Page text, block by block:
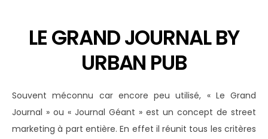
LE GRAND JOURNAL BY
URBAN PUB
Souvent méconnu car encore peu utilisé, « Le Grand
Journal » ou « Journal Géant » est un concept de street
marketing à part entière. En effet il réunit tous les critères